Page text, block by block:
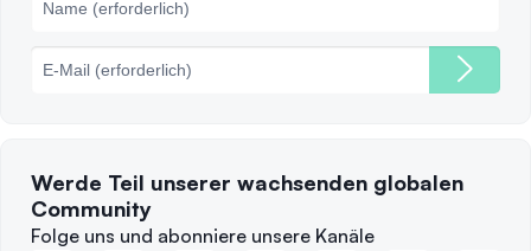
Werde Teil unserer wachsenden globalen
Community
Folge uns und abonniere unsere Kanäle